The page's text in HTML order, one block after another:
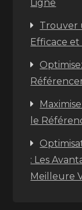
Ligne
Trouver
Efficace et
le
: Les
Meilleure